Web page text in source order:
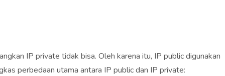
IP private tidak bisa. Oleh karena itu, IP public digunakan
perbedaan utama antara IP public dan IP private: